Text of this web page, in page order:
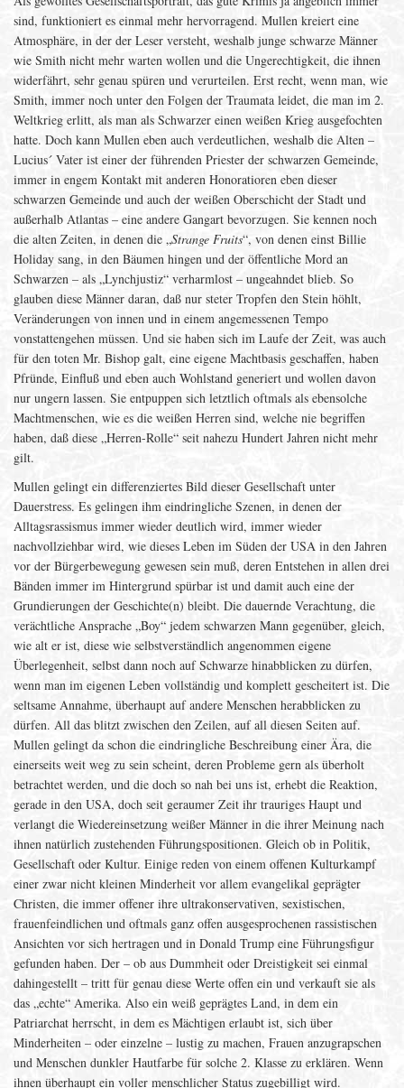
sind, funktioniert es einmal mehr hervorragend. Mullen kreiert eine
Atmosphäre, in der der Leser versteht, weshalb junge schwarze Männer
wie Smith nicht mehr warten wollen und die Ungerechtigkeit, die ihnen
widerfährt, sehr genau spüren und verurteilen. Erst recht, wenn man, wie
Smith, immer noch unter den Folgen der Traumata leidet, die man im 2.
Weltkrieg erlitt, als man als Schwarzer einen weißen Krieg ausgefochten
hatte. Doch kann Mullen eben auch verdeutlichen, weshalb die Alten –
Lucius´ Vater ist einer der führenden Priester der schwarzen Gemeinde,
immer in engem Kontakt mit anderen Honoratioren eben dieser
schwarzen Gemeinde und auch der weißen Oberschicht der Stadt und
außerhalb Atlantas – eine andere Gangart bevorzugen. Sie kennen noch
die alten Zeiten, in denen die „Strange Fruits“, von denen einst Billie
Holiday sang, in den Bäumen hingen und der öffentliche Mord an
Schwarzen – als „Lynchjustiz“ verharmlost – ungeahndet blieb. So
glauben diese Männer daran, daß nur steter Tropfen den Stein höhlt,
Veränderungen von innen und in einem angemessenen Tempo
vonstattengehen müssen. Und sie haben sich im Laufe der Zeit, was auch
für den toten Mr. Bishop galt, eine eigene Machtbasis geschaffen, haben
Pfründe, Einfluß und eben auch Wohlstand generiert und wollen davon
nur ungern lassen. Sie entpuppen sich letztlich oftmals als ebensolche
Machtmenschen, wie es die weißen Herren sind, welche nie begriffen
haben, daß diese „Herren-Rolle“ seit nahezu Hundert Jahren nicht mehr
gilt.
Mullen gelingt ein differenziertes Bild dieser Gesellschaft unter
Dauerstress. Es gelingen ihm eindringliche Szenen, in denen der
Alltagsrassismus immer wieder deutlich wird, immer wieder
nachvollziehbar wird, wie dieses Leben im Süden der USA in den Jahren
vor der Bürgerbewegung gewesen sein muß, deren Entstehen in allen drei
Bänden immer im Hintergrund spürbar ist und damit auch eine der
Grundierungen der Geschichte(n) bleibt. Die dauernde Verachtung, die
verächtliche Ansprache „Boy“ jedem schwarzen Mann gegenüber, gleich,
wie alt er ist, diese wie selbstverständlich angenommen eigene
Überlegenheit, selbst dann noch auf Schwarze hinabblicken zu dürfen,
wenn man im eigenen Leben vollständig und komplett gescheitert ist. Die
seltsame Annahme, überhaupt auf andere Menschen herabblicken zu
dürfen. All das blitzt zwischen den Zeilen, auf all diesen Seiten auf.
Mullen gelingt da schon die eindringliche Beschreibung einer Ära, die
einerseits weit weg zu sein scheint, deren Probleme gern als überholt
betrachtet werden, und die doch so nah bei uns ist, erhebt die Reaktion,
gerade in den USA, doch seit geraumer Zeit ihr trauriges Haupt und
verlangt die Wiedereinsetzung weißer Männer in die ihrer Meinung nach
ihnen natürlich zustehenden Führungspositionen. Gleich ob in Politik,
Gesellschaft oder Kultur. Einige reden von einem offenen Kulturkampf
einer zwar nicht kleinen Minderheit vor allem evangelikal geprägter
Christen, die immer offener ihre ultrakonservativen, sexistischen,
frauenfeindlichen und oftmals ganz offen ausgesprochenen rassistischen
Ansichten vor sich hertragen und in Donald Trump eine Führungsfigur
gefunden haben. Der – ob aus Dummheit oder Dreistigkeit sei einmal
dahingestellt – tritt für genau diese Werte offen ein und verkauft sie als
das „echte“ Amerika. Also ein weiß geprägtes Land, in dem ein
Patriarchat herrscht, in dem es Mächtigen erlaubt ist, sich über
Minderheiten – oder einzelne – lustig zu machen, Frauen anzugrapschen
und Menschen dunkler Hautfarbe für solche 2. Klasse zu erklären. Wenn
ihnen überhaupt ein voller menschlicher Status zugebilligt wird.